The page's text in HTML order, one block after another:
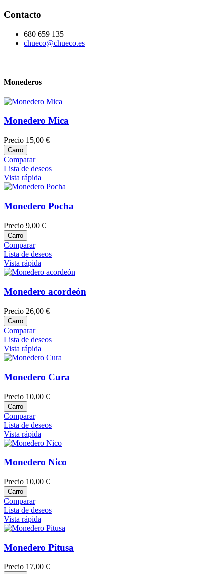
Contacto
680 659 135
chueco@chueco.es
Monederos
Monedero Mica
Precio 15,00 €
Carro
Comparar
Lista de deseos
Vista rápida
Monedero Pocha
Precio 9,00 €
Carro
Comparar
Lista de deseos
Vista rápida
Monedero acordeón
Precio 26,00 €
Carro
Comparar
Lista de deseos
Vista rápida
Monedero Cura
Precio 10,00 €
Carro
Comparar
Lista de deseos
Vista rápida
Monedero Nico
Precio 10,00 €
Carro
Comparar
Lista de deseos
Vista rápida
Monedero Pitusa
Precio 17,00 €